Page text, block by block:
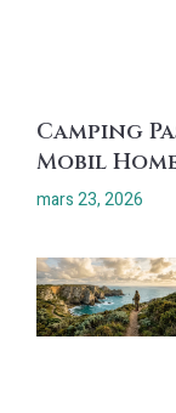
Camping
Mobil
mars 23, 2026